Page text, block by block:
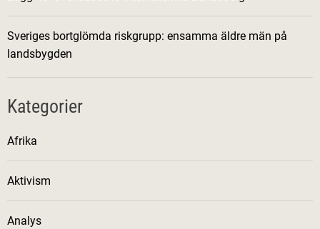
Sveriges bortglömda riskgrupp: ensamma äldre män på
landsbygden
Kategorier
Afrika
Aktivism
Analys